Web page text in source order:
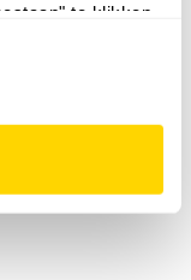
te klikken.